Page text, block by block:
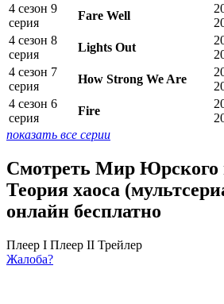
4 сезон 9
серия
Fare Well
4 сезон 8
серия
Lights Out
4 сезон 7
серия
How Strong We Are
4 сезон 6
серия
Fire
показать все серии
Смотреть Мир Юрского
Теория хаоса
онлайн бесплатно
Плеер I Плеер II Трейлер
Жалоба?